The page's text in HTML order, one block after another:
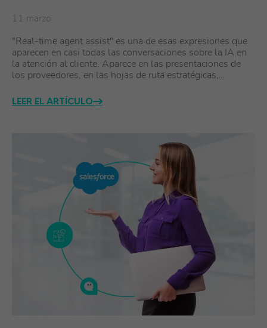
11 marzo
"Real-time agent assist" es una de esas expresiones que
aparecen en casi todas las conversaciones sobre la IA en
la atención al cliente. Aparece en las presentaciones de
los proveedores, en las hojas de ruta estratégicas,…
LEER EL ARTÍCULO